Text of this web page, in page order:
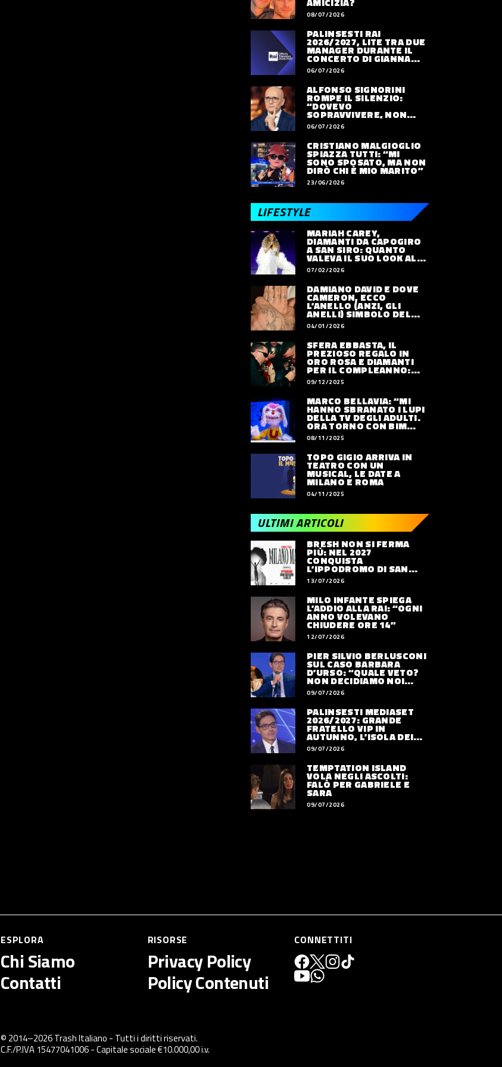
08/07/2026
PALINSESTI RAI
2026/2027, LITE TRA DUE
MANAGER DURANTE IL
CONCERTO DI GIANNA
NANNINI
06/07/2026
ALFONSO SIGNORINI
ROMPE IL SILENZIO:
“DOVEVO
SOPRAVVIVERE, NON
VIVERE”
06/07/2026
CRISTIANO MALGIOGLIO
SPIAZZA TUTTI: “MI
SONO SPOSATO, MA NON
DIRÒ CHI È MIO MARITO”
23/06/2026
LIFESTYLE
MARIAH CAREY,
DIAMANTI DA CAPOGIRO
A SAN SIRO: QUANTO
VALEVA IL SUO LOOK ALLE
OLIMPIADI
07/02/2026
DAMIANO DAVID E DOVE
CAMERON, ECCO
L’ANELLO (ANZI, GLI
ANELLI) SIMBOLO DEL
LORO AMORE
04/01/2026
SFERA EBBASTA, IL
PREZIOSO REGALO IN
ORO ROSA E DIAMANTI
PER IL COMPLEANNO:
QUANTO VALE
09/12/2025
MARCO BELLAVIA: “MI
HANNO SBRANATO I LUPI
DELLA TV DEGLI ADULTI.
ORA TORNO CON BIM
BUM BAM PARTY”
08/11/2025
TOPO GIGIO ARRIVA IN
TEATRO CON UN
MUSICAL, LE DATE A
MILANO E ROMA
04/11/2025
ULTIMI ARTICOLI
BRESH NON SI FERMA
PIÙ: NEL 2027
CONQUISTA
L’IPPODROMO DI SAN
SIRO CON “MILANO
MAREA”
13/07/2026
MILO INFANTE SPIEGA
L’ADDIO ALLA RAI: “OGNI
ANNO VOLEVANO
CHIUDERE ORE 14”
12/07/2026
PIER SILVIO BERLUSCONI
SUL CASO BARBARA
D’URSO: “QUALE VETO?
NON DECIDIAMO NOI
DOVE LAVORERÀ”
09/07/2026
PALINSESTI MEDIASET
2026/2027: GRANDE
FRATELLO VIP IN
AUTUNNO, L’ISOLA DEI
FAMOSI SLITTA AL 2027
09/07/2026
TEMPTATION ISLAND
VOLA NEGLI ASCOLTI:
FALÒ PER GABRIELE E
SARA
09/07/2026
ESPLORA
Chi Siamo
Contatti
RISORSE
Privacy Policy
Policy Contenuti
CONNETTITI
© 2014–2026Trash Italiano - Tutti i diritti riservati.
C.F./P.IVA 15477041006 - Capitale sociale €10.000,00 i.v.